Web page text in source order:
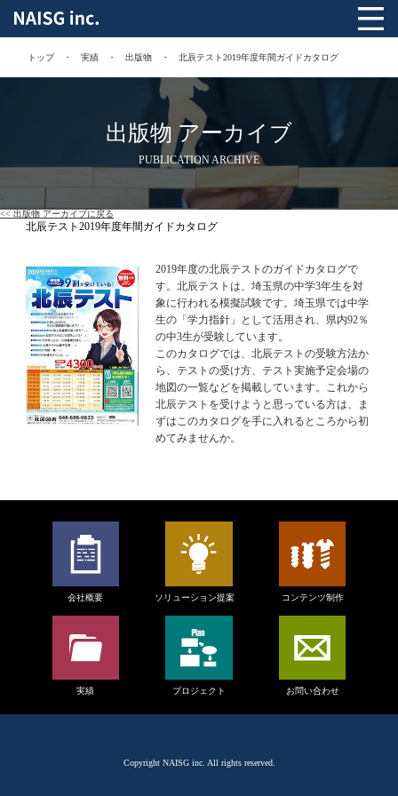
トップ 実績 出版物 北辰テスト2019年度年間ガイドカタログ
出版物 アーカイブ
PUBLICATION ARCHIVE
<< 出版物 アーカイブに戻る
北辰テスト2019年度年間ガイドカタログ
2019年度の北辰テストのガイドカタログで
す。北辰テストは、埼玉県の中学3年生を対
象に行われる模擬試験です。埼玉県では中学
生の「学力指針」として活用され、県内92％
の中3生が受験しています。
このカタログでは、北辰テストの受験方法か
ら、テストの受け方、テスト実施予定会場の
地図の一覧などを掲載しています。これから
北辰テストを受けようと思っている方は、ま
ずはこのカタログを手に入れるところから初
めてみませんか。
会社概要 ソリューション提案 コンテンツ制作
実績 プロジェクト お問い合わせ
Copyright NAISG inc. All rights reserved.